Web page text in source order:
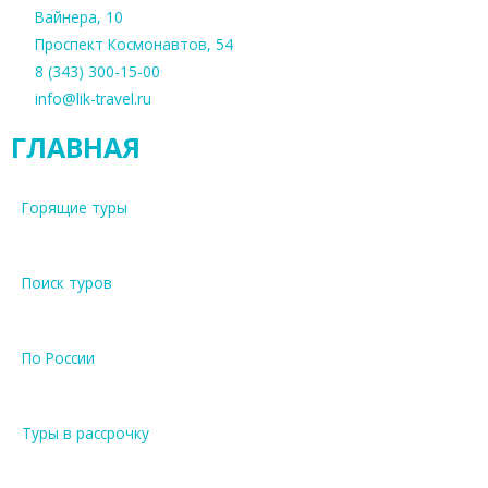
Вайнера, 10
Проспект Космонавтов, 54
8 (343) 300-15-00
info@lik-travel.ru
ГЛАВНАЯ
Горящие туры
Поиск туров
По России
Туры в рассрочку